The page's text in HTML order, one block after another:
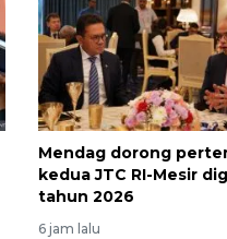
Mendag dorong
kedua JTC RI-Mesir
tahun 2026
6 jam lalu